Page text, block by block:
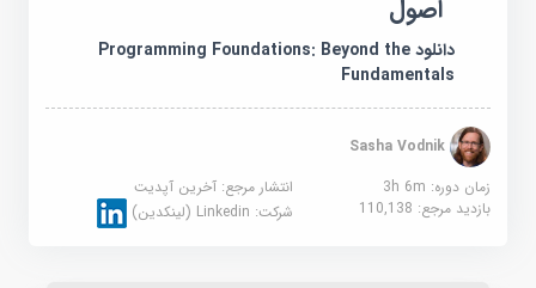
اصول
دانلود Programming Foundations: Beyond the
Fundamentals
Sasha Vodnik
زمان دوره: 3h 6m
انتشار مرجع:آخرین آپدیت
بازدید مرجع:110,138 شرکت:Linkedin (لینکدین)